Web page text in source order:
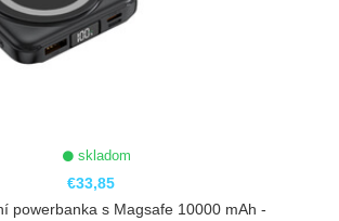
skladom
€33,85
powerbanka s Magsafe 10000 mAh -